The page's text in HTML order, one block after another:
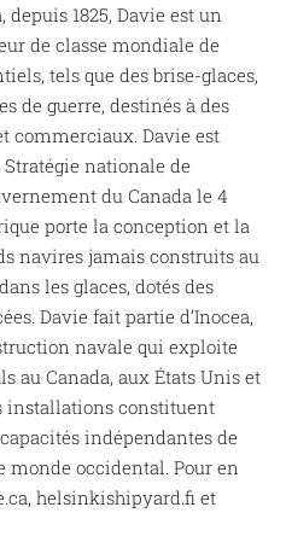
depuis 1825, Davie est un
de classe mondiale de
tels que des brise-glaces,
de guerre, destinés à des
commerciaux. Davie est
nationale de
du Canada le 4
porte la conception et la
navires jamais construits au
les glaces, dotés des
Davie fait partie d’Inocea,
navale qui exploite
au Canada, aux États Unis et
installations constituent
indépendantes de
occidental. Pour en
helsinkishipyard.fi et